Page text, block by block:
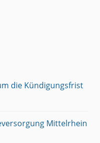
die Kündigungsfrist
Mittelrhein